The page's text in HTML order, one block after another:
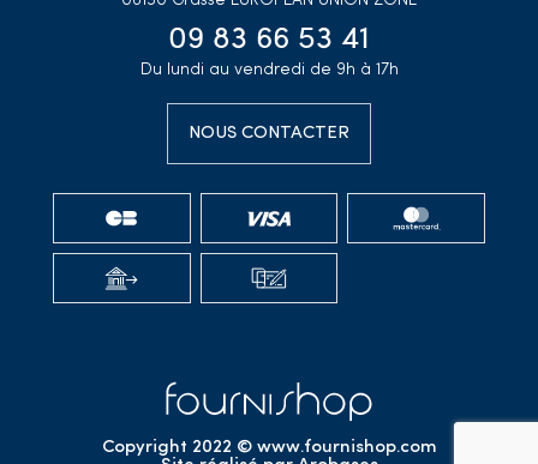
09 83 66 53 41
Du lundi au vendredi de 9h à 17h
NOUS CONTACTER
Copyright 2022 © www.fournishop.com